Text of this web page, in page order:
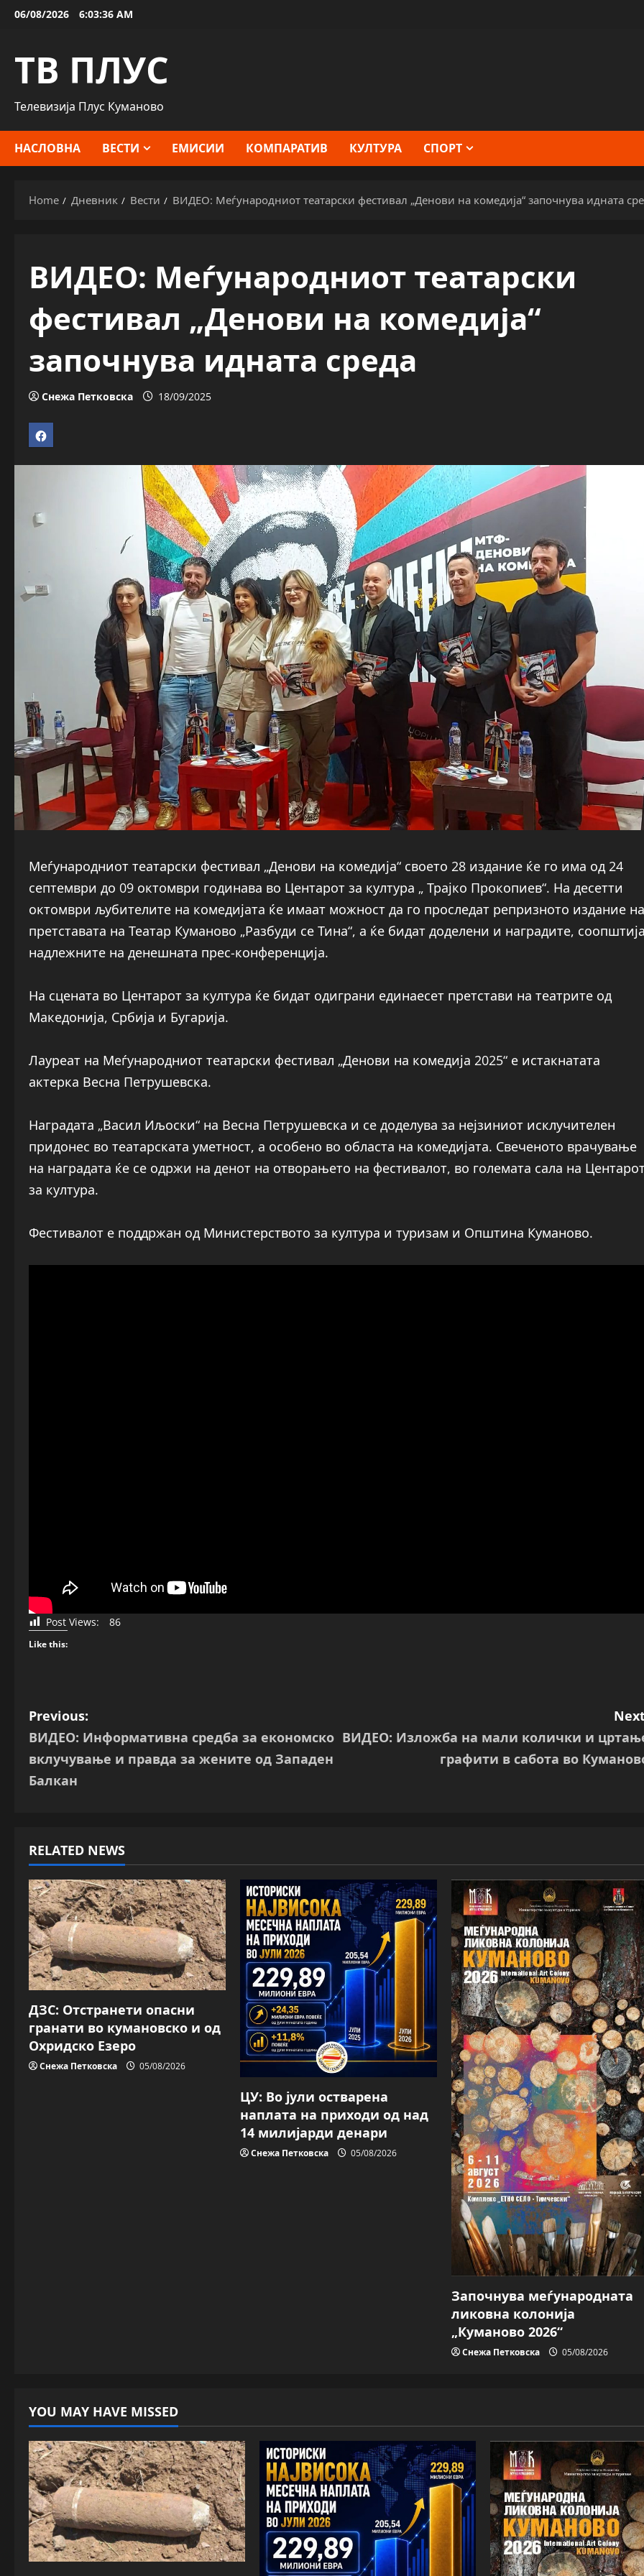
Skip06/08/2026 6:03:38 AM
ТВ ПЛУС
Телевизија Плус Куманово
НАСЛОВНА ВЕСТИ ЕМИСИИ КОМПАРАТИВ КУЛТУРА СПОРТ
Home Дневник Вести ВИДЕО: Меѓународниот театарски фестивал „Денови на комедија“ започнува идната
ВИДЕО: Меѓународниот театарски
фестивал „Денови на комедија“
започнува идната среда
Снежа Петковска 18/09/2025
Меѓународниот театарски фестивал „Денови на комедија“ своето 28 издание ќе го има од 24
септември до 09 октомври годинава во Центарот за култура „ Трајко Прокопиев“. На десетти
октомври љубителите на комедијата ќе имаат можност да го проследат репризното издание на
претставата на Театар Куманово „Разбуди се Тина“, а ќе бидат доделени и наградите,
надлежните на денешната прес-конференција.
На сцената во Центарот за култура ќе бидат одиграни единаесет претстави на театрите од
Македонија, Србија и Бугарија.
Лауреат на Меѓународниот театарски фестивал „Денови на комедија 2025“ е истакнатата
актерка Весна Петрушевска.
Наградата „Васил Иљоски“ на Весна Петрушевска и се доделува за нејзиниот исклучителен
придонес во театарската уметност, а особено во областа на комедијата. Свеченото врачување
на наградата ќе се одржи на денот на отворањето на фестивалот, во големата сала на
за култура.
Фестивалот е поддржан од Министерството за култура и туризам и Општина Куманово.
Post Views: 86
Like this:
P
o
s
n
a
v
i
g
a
t
i
Previous:
ВИДЕО: Информативна средба за економско
вклучување и правда за жените од Западен
Балкан
ВИДЕО: Изложба на мали колички и
графити в сабота во
RELATED NEWS
ДЗС: Отстранети опасни
гранати во кумановско и од
Охридско Езеро
Снежа Петковска 05/08/2026
ЦУ: Во јули остварена
наплата на приходи од над
14 милијарди денари
Снежа Петковска 05/08/2026
Започнува меѓународната
ликовна колонија
„Куманово 2026“
Снежа Петковска 05/08/2026
YOU MAY HAVE MISSED